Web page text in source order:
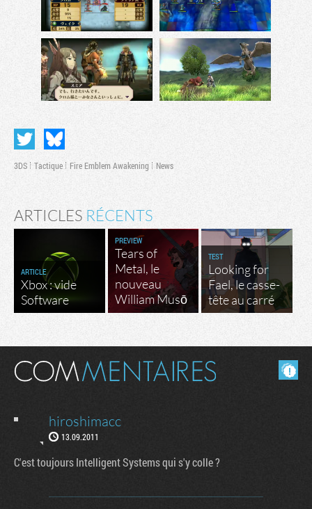
3DS Tactique Fire Emblem Awakening News
ARTICLES RÉCENTS
ARTICLE
Xbox : vide
Software
PREVIEW
Tears of
Metal, le
nouveau
William Musō
TEST
Looking for
Fael, le casse-
tête au carré
Masquer les commentaires lus.
hiroshimacc
13.09.2011
C'est toujours Intelligent Systems qui s'y colle ?